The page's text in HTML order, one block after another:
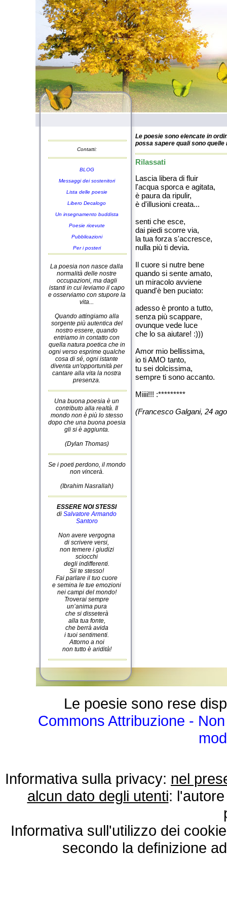
Contatti:
BLOG
Messaggi dei sostenitori
Lista delle poesie
Libero Decalogo
Un insegnamento buddista
Poesie ricevute
Pubblicazioni
Per i posteri
La poesia non nasce dalla
normalità delle nostre
occupazioni, ma dagli
istanti in cui leviamo il capo
e osserviamo con stupore la
vita...
Quando attingiamo alla
sorgente più autentica del
nostro essere, quando
entriamo in contatto con
quella natura poetica che in
ogni verso esprime qualche
cosa di sé, ogni istante
diventa un'opportunità per
cantare alla vita la nostra
presenza.
Una buona poesia è un
contributo alla realtà. Il
mondo non è più lo stesso
dopo che una buona poesia
gli si è aggiunta.
(Dylan Thomas)
Se i poeti perdono, il mondo
non vincerà.
(Ibrahim Nasrallah)
ESSERE NOI STESSI
di Salvatore Armando
Santoro
Non avere vergogna
di scrivere versi,
non temere i giudizi
sciocchi
degli indifferenti.
Sii te stesso!
Fai parlare il tuo cuore
e semina le tue emozioni
nei campi del mondo!
Troverai sempre
un’anima pura
che si disseterà
alla tua fonte,
che berrà avida
i tuoi sentimenti.
Attorno a noi
non tutto è aridità!
Le poesie sono elencate in
possa sapere quali sono
Rilassati
Lascia libera di fluir
l'acqua sporca e agitata,
è paura da ripulir,
è d'illusioni creata...
senti che esce,
dai piedi scorre via,
la tua forza s'accresce,
nulla più ti devia.
Il cuore si nutre bene
quando si sente amato,
un miracolo avviene
quand'è ben puciato:
adesso è pronto a tutto,
senza più scappare,
ovunque vede luce
che lo sa aiutare! :)))
Amor mio bellissima,
io ti AMO tanto,
tu sei dolcissima,
sempre ti sono accanto.
Miiii!!! :*********
(Francesco Galgani, 24
Le poesie sono rese
Commons Attribuzione -
Informativa sulla privacy: nel
alcun dato degli utenti:
Informativa sull'utilizzo dei
secondo la definizione